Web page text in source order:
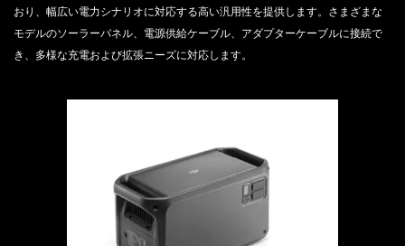
おり、幅広い電力シナリオに対応する高い汎用性を提供します。さまざまな
モデルのソーラーパネル、電源供給ケーブル、アダプターケーブルに接続で
き、多様な充電および拡張ニーズに対応します。